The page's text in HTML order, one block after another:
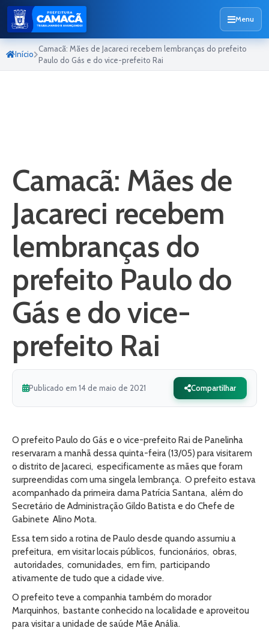
Menu
Início
Camacã: Mães de Jacareci recebem lembranças do prefeito
Paulo do Gás e do vice-prefeito Rai
Camacã: Mães de
Jacareci recebem
lembranças do
prefeito Paulo do
Gás e do vice-
prefeito Rai
Publicado em 14 de maio de 2021 Compartilhar
O prefeito Paulo do Gás e o vice-prefeito Rai de Panelinha
reservaram a manhã dessa quinta-feira (13/05) para visitarem
o distrito de Jacareci, especificamente as mães que foram
surpreendidas com uma singela lembrança. O prefeito estava
acompanhado da primeira dama Patrícia Santana, além do
Secretário de Administração Gildo Batista e do Chefe de
Gabinete Alino Mota.
Essa tem sido a rotina de Paulo desde quando assumiu a
prefeitura, em visitar locais públicos, funcionários, obras,
autoridades, comunidades, em fim, participando
ativamente de tudo que a cidade vive.
O prefeito teve a companhia também do morador
Marquinhos, bastante conhecido na localidade e aproveitou
para visitar a unidade de saúde Mãe Anália.